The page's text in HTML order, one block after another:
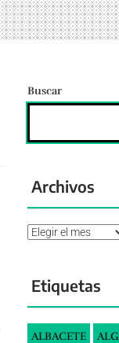
Buscar
Archivos
Archivos
Etiquetas
ALBACETE